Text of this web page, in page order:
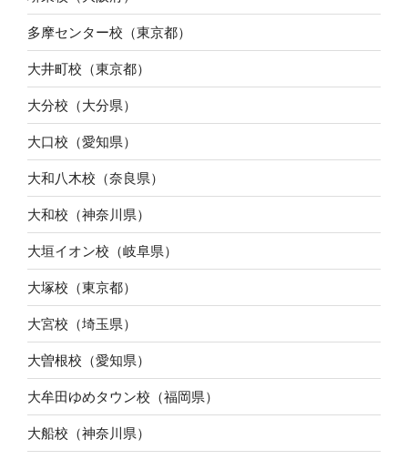
多摩センター校（東京都）
大井町校（東京都）
大分校（大分県）
大口校（愛知県）
大和八木校（奈良県）
大和校（神奈川県）
大垣イオン校（岐阜県）
大塚校（東京都）
大宮校（埼玉県）
大曽根校（愛知県）
大牟田ゆめタウン校（福岡県）
大船校（神奈川県）